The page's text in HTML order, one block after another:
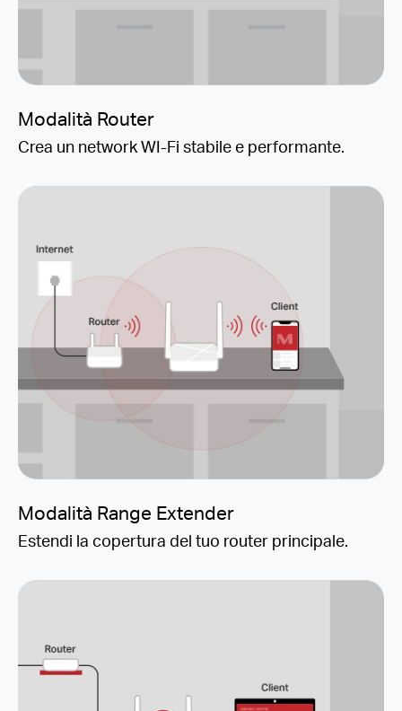
Modalità Router
Crea un network WI-Fi stabile e performante.
Modalità Range Extender
Estendi la copertura del tuo router principale.